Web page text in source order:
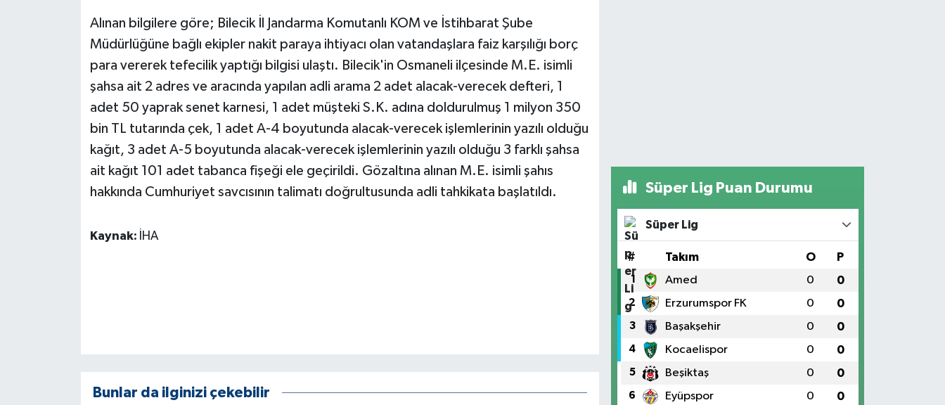
Alınan bilgilere göre; Bilecik İl Jandarma Komutanlı KOM ve İstihbarat Şube
Müdürlüğüne bağlı ekipler nakit paraya ihtiyacı olan vatandaşlara faiz karşılığı borç
para vererek tefecilik yaptığı bilgisi ulaştı. Bilecik'in Osmaneli ilçesinde M.E. isimli
şahsa ait 2 adres ve aracında yapılan adli arama 2 adet alacak-verecek defteri, 1
adet 50 yaprak senet karnesi, 1 adet müşteki S.K. adına doldurulmuş 1 milyon 350
bin TL tutarında çek, 1 adet A-4 boyutunda alacak-verecek işlemlerinin yazılı olduğu
kağıt, 3 adet A-5 boyutunda alacak-verecek işlemlerinin yazılı olduğu 3 farklı şahsa
ait kağıt 101 adet tabanca fişeği ele geçirildi. Gözaltına alınan M.E. isimli şahıs
hakkında Cumhuriyet savcısının talimatı doğrultusunda adli tahkikata başlatıldı.
Kaynak: İHA
Bunlar da ilginizi çekebilir
Süper Lig Puan Durumu
Süper Lig
# Takım O P
1 Amed 0 0
2 Erzurumspor FK 0 0
3 Başakşehir 0 0
4 Kocaelispor 0 0
5 Beşiktaş 0 0
6 Eyüpspor 0 0
Jandarma
KÜLTÜR SANAT
MAGAZİN
POLİTİKA